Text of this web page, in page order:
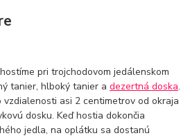
pri trojchodovom jedálenskom
tanier, hlboký tanier adezertná doska.
vzdialenosti asi 2 centimetrov od okraja
dosku. Keď hostia dokončia
jedla, na oplátku sa dostanú